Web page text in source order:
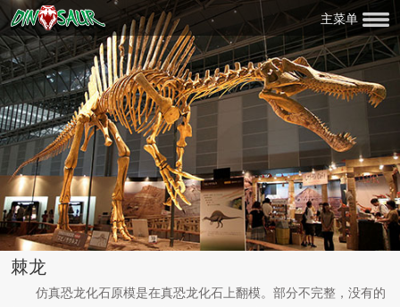
主菜单
棘龙
仿真恐龙化石原模是在真恐龙化石上翻模。部分不完整，没有的